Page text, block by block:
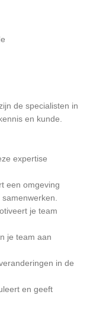
de specialisten in
en kunde.
expertise
een omgeving
je team
je team aan
in de
en geeft